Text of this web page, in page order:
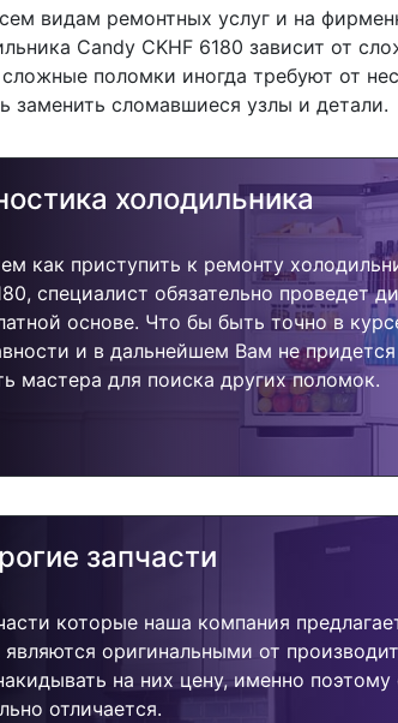
видам ремонтных услуг и на
Candy CKHF 6180 зависит от
поломки иногда требуют от
заменить сломавшиеся узлы и детали.
холодильника
как приступить к ремонту
специалист обязательно проведет
основе. Что бы быть точно в
и в дальнейшем Вам не
мастера для поиска других поломок.
запчасти
которые наша компания
оригинальными от
на них цену, именно поэтому
отличается.